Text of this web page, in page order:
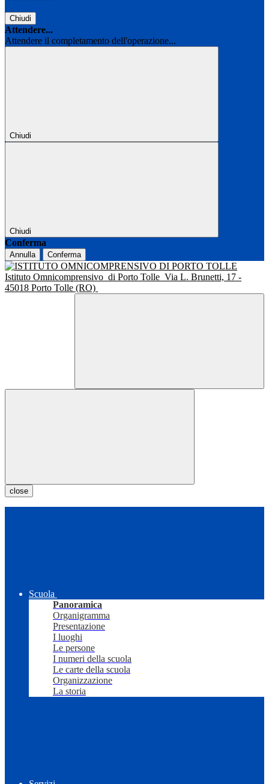
Chiudi
Attendere...
Attendere il completamento dell'operazione...
Chiudi
Chiudi
Conferma
Annulla Conferma
Istituto Omnicomprensivo di Porto Tolle Via L. Brunetti, 17 -
45018 Porto Tolle (RO)
close
Scuola
Panoramica
Organigramma
Presentazione
I luoghi
Le persone
I numeri della scuola
Le carte della scuola
Organizzazione
La storia